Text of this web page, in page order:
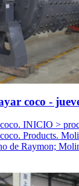
coco -
INICIO >
Products.
de Raymon;